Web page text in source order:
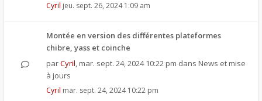
Cyril jeu. sept. 26, 2024 1:09 am
Montée en version des différentes plateformes
chibre, yass et coinche
parCyril, mar. sept. 24, 2024 10:22 pm dans News et mise
à jours
Cyril mar. sept. 24, 2024 10:22 pm